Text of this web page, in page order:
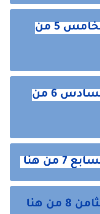
رواية طيف الفصل الخامس 5 من
رواية طيف الفصل السادس 6 من
من هنا
هنا